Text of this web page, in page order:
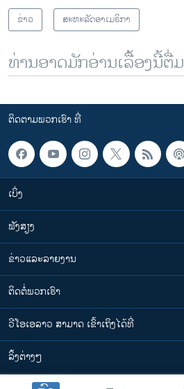
ຂ່າວ
ສະຫະລັດອາເມຣິກາ
ທ່ານອາດມັກອ່ານເລື້ອງນີ້ຕື່ມ
ຕິດຕາມພວກເຮົາ ທີ່
ເບິ່ງ
ຟັງສຽງ
ຂ່າວແລະລາຍງານ
ຕິດຕໍ່ພວກເຮົາ
ວີໂອເອລາວ ສາມາດ ເຂົ້າເຖິງໄດ້ທີ່
​ລິ້ງ​ຕ່າງໆ